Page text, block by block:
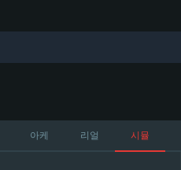
아케 리얼 시뮬